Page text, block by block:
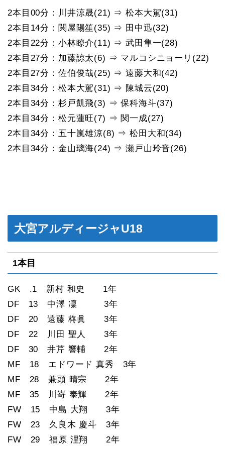
2本目00分：川井涼晟(21) ⇒ 松本大駕(31)
2本目14分：関屋陽笙(35) ⇒ 田中迅(32)
2本目22分：小林瞭介(11) ⇒ 武田隼一(28)
2本目27分：加藤諒太(6) ⇒ マルコシニョーリ(22)
2本目27分：佐伯俊哉(25) ⇒ 遠藤大和(42)
2本目34分：松本大駕(31) ⇒ 陳城云(20)
2本目34分：杉戸凱飛(3) ⇒ 保科海斗(37)
2本目34分：松元蓮旺(7) ⇒ 関一成(27)
2本目34分：五十嵐雄涼(8) ⇒ 松田大和(34)
2本目34分：金山璃海(24) ⇒ 瀬戸山玲音(26)
大宮アルディージャU18
1本目
GK .1 新村 和史 1年
DF 13 中澤 凜 3年
DF 20 遠藤 柊眞 3年
DF 22 川田 聖人 3年
DF 30 井芹 響輔 2年
MF 18 エドワード 真秀 3年
MF 28 兼頭 晴宗 2年
MF 35 川嵜 泰輝 2年
FW 15 中島 大翔 3年
FW 23 久良木 慶斗 3年
FW 29 福原 浬翔 2年